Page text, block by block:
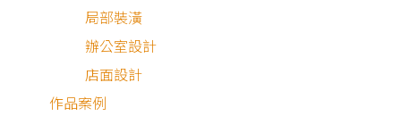
局部裝潢
辦公室設計
店面設計
作品案例